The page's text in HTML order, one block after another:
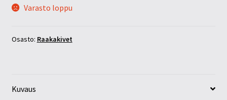
Varasto loppu
Osasto: Raakakivet
Kuvaus